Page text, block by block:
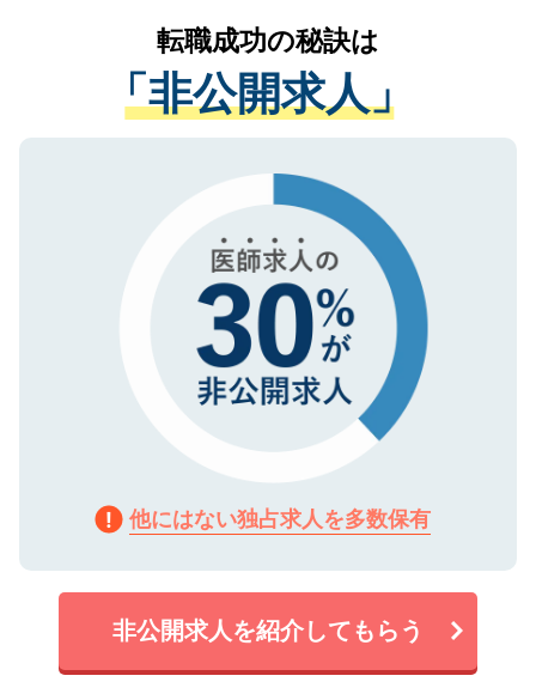
は、個人情報の取り扱いについての厳密な
管理基準を満たした事業者のみに付与され
る、プライバシーマークを取得済みです。
ご登録いただいた個人情報は、SSL（デー
で、機密保持に関してもご安心ください。
かがいして、現在の医療機関の状況や紹介
経験をまじえながら、適切なアドバイスを
させていただきます。すぐにご転職をされ
ない方には、長期的なサポートが可能です
ので、まずはご登録ください。
転職成功の秘訣は
「非公開求人」
他にはない独占求人を多数保有
非公開求人を紹介してもらう